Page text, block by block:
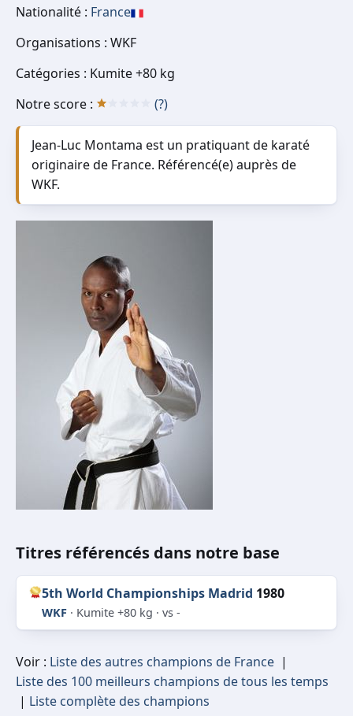
Nationalité : France
Organisations : WKF
Catégories : Kumite +80 kg
Notre score :
(?)
Jean-Luc Montama est un pratiquant de karaté
originaire de France. Référencé(e) auprès de
WKF.
Titres référencés dans notre base
5th World Championships Madrid 1980
WKF · Kumite +80 kg · vs -
Voir : Liste des autres champions de France |
Liste des 100 meilleurs champions de tous les temps
| Liste complète des champions